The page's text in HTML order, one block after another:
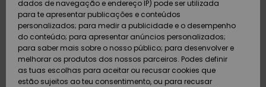
Surfe/água
Snow
Surfe/água
Neve
Snow
Community
SNOW
Snow Shop
Feminino
Highlights
DUPLA
PROMO
Mulher
Cartão
presente
Quiksilver
Freedom
dados de navegação e endereço IP) pode ser utilizada
para te apresentar publicações e conteúdos
personalizados; para medir a publicidade e o desempenho
do conteúdo; para apresentar anúncios personalizados;
para saber mais sobre o nosso público; para desenvolver e
melhorar os produtos dos nossos parceiros. Podes definir
as tuas escolhas para aceitar ou recusar cookies que
estão sujeitos ao teu consentimento, ou para recusar